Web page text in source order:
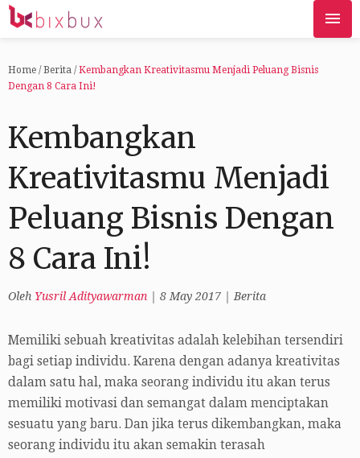
Home / Berita / Kembangkan Kreativitasmu Menjadi Peluang Bisnis
Dengan 8 Cara Ini!
Kembangkan
Kreativitasmu Menjadi
Peluang Bisnis Dengan
8 Cara Ini!
Oleh Yusril Adityawarman 8 May 2017 Berita
Memiliki sebuah kreativitas adalah kelebihan tersendiri
bagi setiap individu. Karena dengan adanya kreativitas
dalam satu hal, maka seorang individu itu akan terus
memiliki motivasi dan semangat dalam menciptakan
sesuatu yang baru. Dan jika terus dikembangkan, maka
seorang individu itu akan semakin terasah